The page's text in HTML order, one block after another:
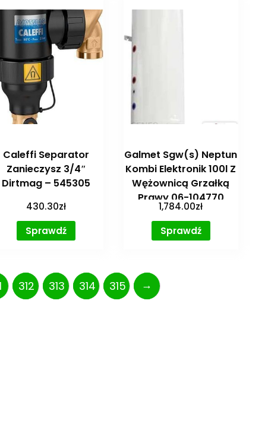
Caleffi Separator
Zanieczysz 3/4″
Dirtmag – 545305
430.30zł
Sprawdź
Galmet Sgw(s) Neptun
Kombi Elektronik 100l Z
Wężownicą Grzałką
Prawy 06-104770
1,784.00zł
Sprawdź
312 313 314 315 →